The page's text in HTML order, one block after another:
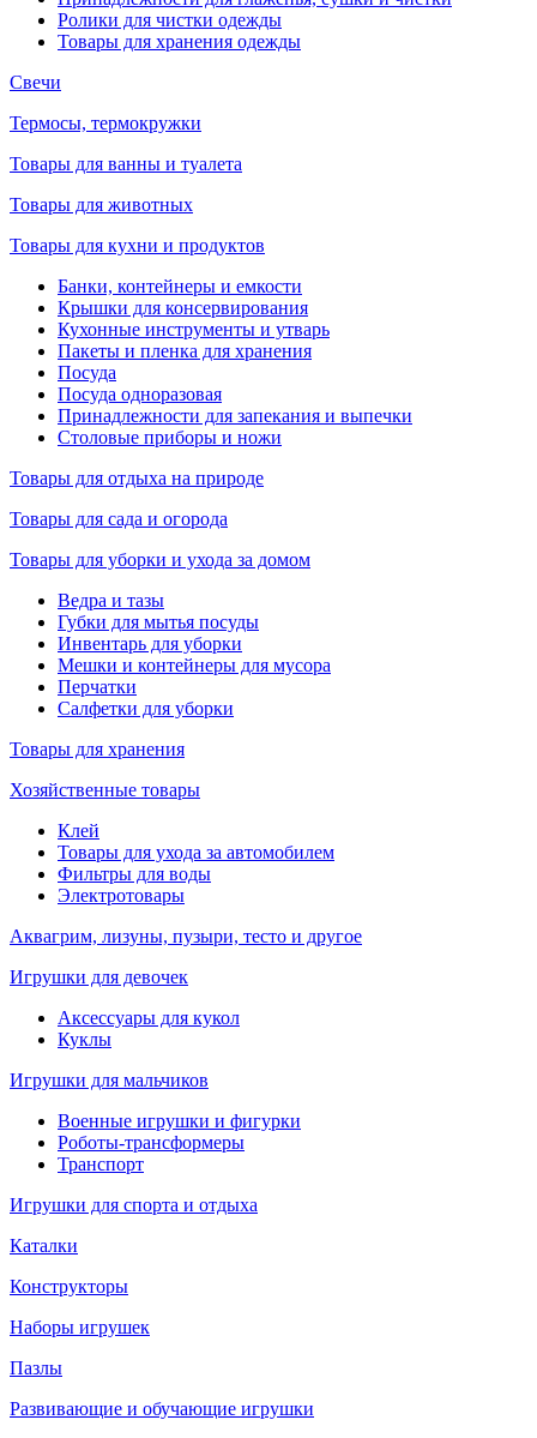
Ролики для чистки одежды
Товары для хранения одежды
Свечи
Термосы, термокружки
Товары для ванны и туалета
Товары для животных
Товары для кухни и продуктов
Банки, контейнеры и емкости
Крышки для консервирования
Кухонные инструменты и утварь
Пакеты и пленка для хранения
Посуда
Посуда одноразовая
Принадлежности для запекания и выпечки
Столовые приборы и ножи
Товары для отдыха на природе
Товары для сада и огорода
Товары для уборки и ухода за домом
Ведра и тазы
Губки для мытья посуды
Инвентарь для уборки
Мешки и контейнеры для мусора
Перчатки
Салфетки для уборки
Товары для хранения
Хозяйственные товары
Клей
Товары для ухода за автомобилем
Фильтры для воды
Электротовары
Аквагрим, лизуны, пузыри, тесто и другое
Игрушки для девочек
Аксессуары для кукол
Куклы
Игрушки для мальчиков
Военные игрушки и фигурки
Роботы-трансформеры
Транспорт
Игрушки для спорта и отдыха
Каталки
Конструкторы
Наборы игрушек
Пазлы
Развивающие и обучающие игрушки